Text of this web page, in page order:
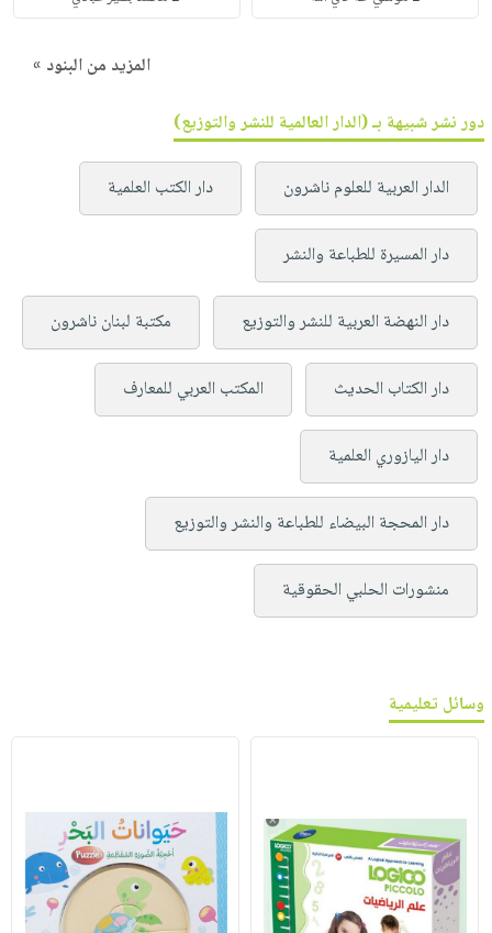
المزيد من البنود »
دور نشر شبيهة بـ (الدار العالمية للنشر والتوزيع)
الدار العربية للعلوم ناشرون دار الكتب العلمية
دار المسيرة للطباعة والنشر
دار النهضة العربية للنشر والتوزيع مكتبة لبنان ناشرون
دار الكتاب الحديث المكتب العربي للمعارف
دار اليازوري العلمية
دار المحجة البيضاء للطباعة والنشر والتوزيع
منشورات الحلبي الحقوقية
وسائل تعليمية